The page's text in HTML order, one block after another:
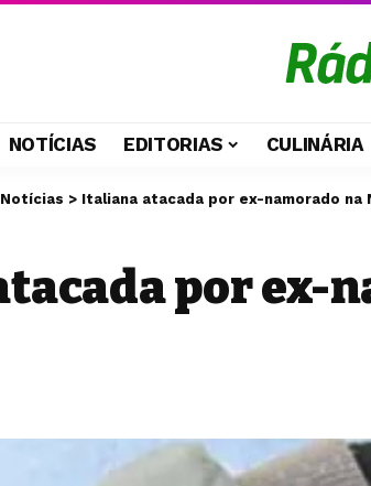
NOTÍCIAS EDITORIAS CULINÁRIA
Notícias > Italiana atacada por ex-namorado
por ex-